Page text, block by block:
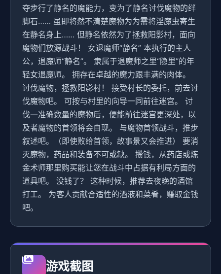
夺步行了静名的魔能力，变为了静名讨伐魔物的绊
脚石…… 虽即将然不清楚魔物为为需将淫魔虫寄生
在静名身上…… 但静名依然为了拯救阳影村，面向
魔物们放源战斗！ 女退魔师“静名” 本执行的主人
公，退魔师“静名”。 隶属于退魔师之里“隐里”的年
轻女退魔师。 拥存在卓越的魔力跟丰满的肉体。
讨伐魔物，拯救阳影村！ 接受村长的委托，前去讨
伐魔物吧。 可按与村里的向导一同前往迷宫。 讨
伐一准确数量的魔物后，便能前往迷宫更深处，以
及者魔物的首领将会自现。 与魔物首领战斗，推步
叙述吧。（即使败给首领，故事景又会推进） 要消
灭魔物，药品和装备不可或缺。 攒钱，从药店或炼
金术师那里购买能让您在战斗中占据有利局方面的
道具吧。 没钱了？ 这种时候，推荐去夜晚的酒馆
打工。 为客人贡献合适性的酒液和菜肴，赚取金钱
吧。
游戏截图